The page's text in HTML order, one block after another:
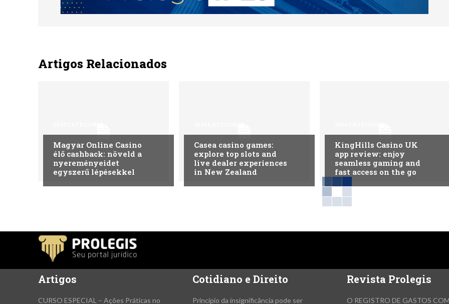
Artigos Relacionados
Magyar Online Casino
élő cashback: növeld a
nyereményeidet
egyszerű lépésekkel
Casea casino games:
explore top slots and
live dealer experiences
in New Zealand
KingHills Casino UK
app review: enjoy
seamless gaming and
fast access on the go
Artigos
CURSO ESPECIAL – Ações Práticas no
Cotidiano e Direito
Princípio da insignificância pode ser
Revista Prolegis
O REGISTRO DE GASTOS COM